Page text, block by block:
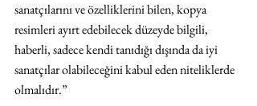
sanatçılarını ve özelliklerini bilen, kopya
resimleri ayırt edebilecek düzeyde bilgili,
haberli, sadece kendi tanıdığı dışında da iyi
sanatçılar olabileceğini kabul eden niteliklerde
olmalıdır.”